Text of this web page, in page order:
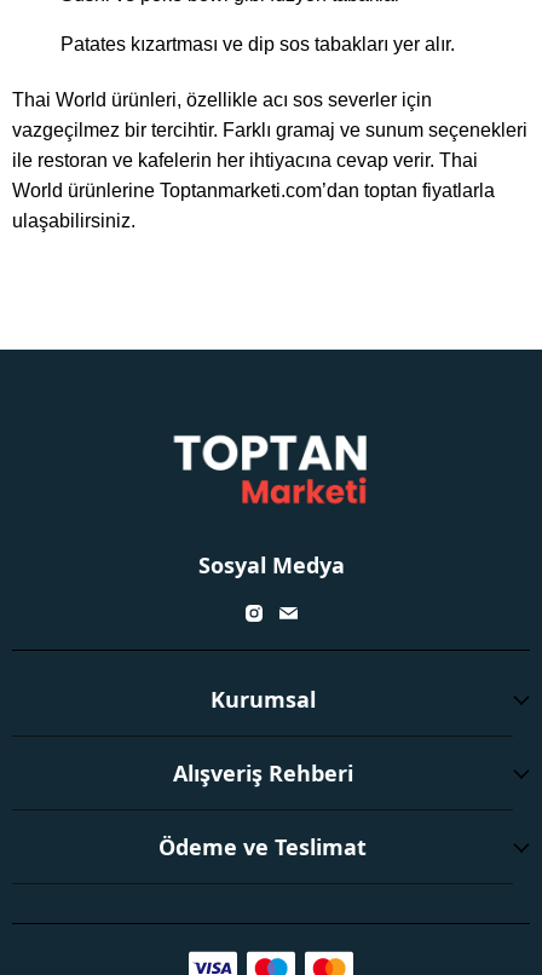
Patates kızartması ve dip sos tabakları yer alır.
Thai World ürünleri, özellikle acı sos severler için
vazgeçilmez bir tercihtir. Farklı gramaj ve sunum seçenekleri
ile restoran ve kafelerin her ihtiyacına cevap verir. Thai
World ürünlerine Toptanmarketi.com’dan toptan fiyatlarla
ulaşabilirsiniz.
Sosyal Medya
Kurumsal
Alışveriş Rehberi
Ödeme ve Teslimat